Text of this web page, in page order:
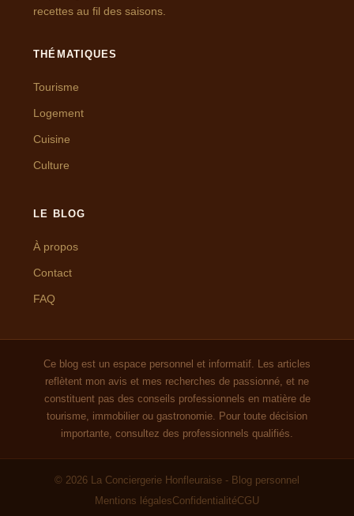
recettes au fil des saisons.
THÉMATIQUES
Tourisme
Logement
Cuisine
Culture
LE BLOG
À propos
Contact
FAQ
Ce blog est un espace personnel et informatif. Les articles
reflètent mon avis et mes recherches de passionné, et ne
constituent pas des conseils professionnels en matière de
tourisme, immobilier ou gastronomie. Pour toute décision
importante, consultez des professionnels qualifiés.
© 2026 La Conciergerie Honfleuraise - Blog personnel
Mentions légalesConfidentialitéCGU